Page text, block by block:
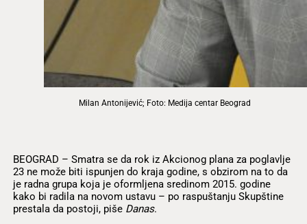
Milan Antonijević; Foto: Medija centar Beograd
BEOGRAD – Smatra se da rok iz Akcionog plana za poglavlje
23 ne može biti ispunjen do kraja godine, s obzirom na to da
je radna grupa koja je oformljena sredinom 2015. godine
kako bi radila na novom ustavu – po raspuštanju Skupštine
prestala da postoji, piše Danas.